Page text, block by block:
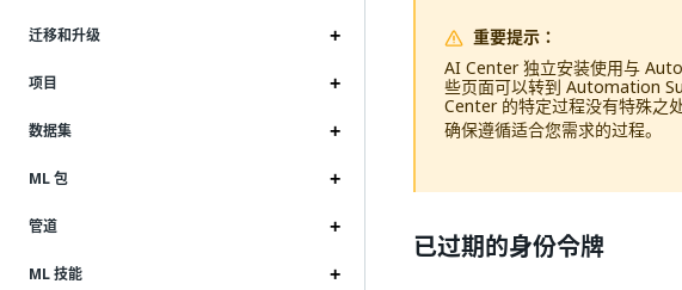
迁移和升级
项目
数据集
ML 包
管道
ML 技能
重要提示：
AI Center 独立安装使用与
些页面可以转到 Automation
Center 的特定过程没有特殊之处
确保遵循适合您需求的过程。
已过期的身份令牌